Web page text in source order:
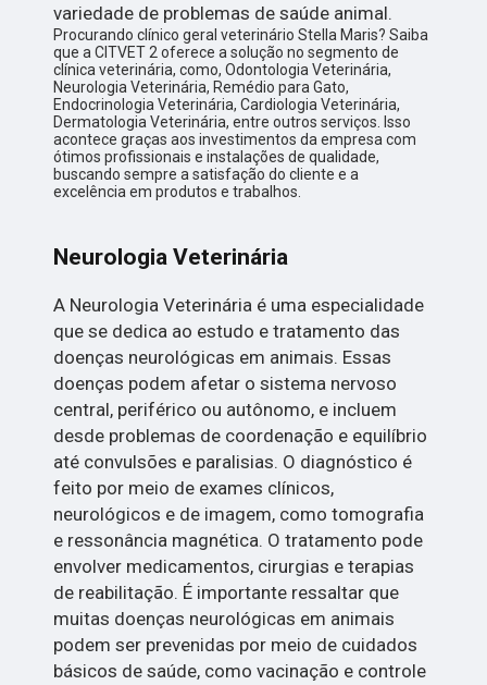
variedade de problemas de saúde animal.
Procurando clínico geral veterinário Stella Maris? Saiba
que a CITVET 2 oferece a solução no segmento de
clínica veterinária, como, Odontologia Veterinária,
Neurologia Veterinária, Remédio para Gato,
Endocrinologia Veterinária, Cardiologia Veterinária,
Dermatologia Veterinária, entre outros serviços. Isso
acontece graças aos investimentos da empresa com
ótimos profissionais e instalações de qualidade,
buscando sempre a satisfação do cliente e a
excelência em produtos e trabalhos.
Neurologia Veterinária
A Neurologia Veterinária é uma especialidade
que se dedica ao estudo e tratamento das
doenças neurológicas em animais. Essas
doenças podem afetar o sistema nervoso
central, periférico ou autônomo, e incluem
desde problemas de coordenação e equilíbrio
até convulsões e paralisias. O diagnóstico é
feito por meio de exames clínicos,
neurológicos e de imagem, como tomografia
e ressonância magnética. O tratamento pode
envolver medicamentos, cirurgias e terapias
de reabilitação. É importante ressaltar que
muitas doenças neurológicas em animais
podem ser prevenidas por meio de cuidados
básicos de saúde, como vacinação e controle